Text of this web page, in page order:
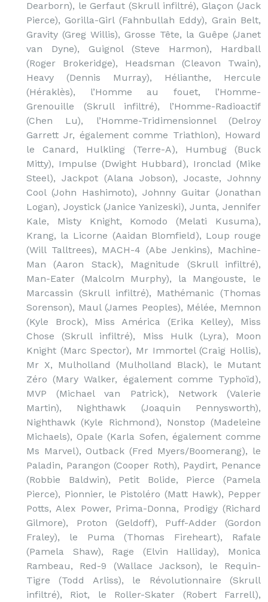
Dearborn), le Gerfaut (Skrull infiltré), Glaçon (Jack
Pierce), Gorilla-Girl (Fahnbullah Eddy), Grain Belt,
Gravity (Greg Willis), Grosse Tête, la Guêpe (Janet
van Dyne), Guignol (Steve Harmon), Hardball
(Roger Brokeridge), Headsman (Cleavon Twain),
Heavy (Dennis Murray), Hélianthe, Hercule
(Héraklès), l’Homme au fouet, l’Homme-
Grenouille (Skrull infiltré), l’Homme-Radioactif
(Chen Lu), l’Homme-Tridimensionnel (Delroy
Garrett Jr, également comme Triathlon), Howard
le Canard, Hulkling (Terre-A), Humbug (Buck
Mitty), Impulse (Dwight Hubbard), Ironclad (Mike
Steel), Jackpot (Alana Jobson), Jocaste, Johnny
Cool (John Hashimoto), Johnny Guitar (Jonathan
Logan), Joystick (Janice Yanizeski), Junta, Jennifer
Kale, Misty Knight, Komodo (Melati Kusuma),
Krang, la Licorne (Aaidan Blomfield), Loup rouge
(Will Talltrees), MACH-4 (Abe Jenkins), Machine-
Man (Aaron Stack), Magnitude (Skrull infiltré),
Man-Eater (Malcolm Murphy), la Mangouste, le
Marcassin (Skrull infiltré), Mathémanic (Thomas
Sorenson), Maul (James Peoples), Mélée, Memnon
(Kyle Brock), Miss América (Erika Kelley), Miss
Chose (Skrull infiltré), Miss Hulk (Lyra), Moon
Knight (Marc Spector), Mr Immortel (Craig Hollis),
Mr X, Mulholland (Mulholland Black), le Mutant
Zéro (Mary Walker, également comme Typhoïd),
MVP (Michael van Patrick), Network (Valerie
Martin), Nighthawk (Joaquin Pennysworth),
Nighthawk (Kyle Richmond), Nonstop (Madeleine
Michaels), Opale (Karla Sofen, également comme
Ms Marvel), Outback (Fred Myers/Boomerang), le
Paladin, Parangon (Cooper Roth), Paydirt, Penance
(Robbie Baldwin), Petit Bolide, Pierce (Pamela
Pierce), Pionnier, le Pistoléro (Matt Hawk), Pepper
Potts, Alex Power, Prima-Donna, Prodigy (Richard
Gilmore), Proton (Geldoff), Puff-Adder (Gordon
Fraley), le Puma (Thomas Fireheart), Rafale
(Pamela Shaw), Rage (Elvin Halliday), Monica
Rambeau, Red-9 (Wallace Jackson), le Requin-
Tigre (Todd Arliss), le Révolutionnaire (Skrull
infiltré), Riot, le Roller-Skater (Robert Farrell),